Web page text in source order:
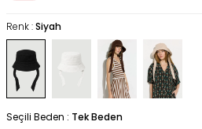
Renk :Siyah
Seçili Beden : Tek Beden